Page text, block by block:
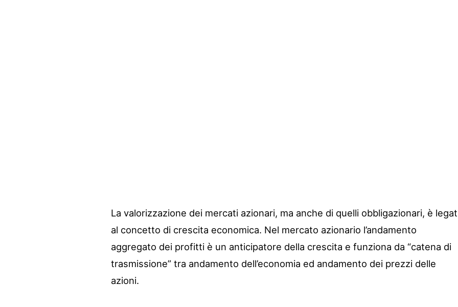
La valorizzazione dei mercati azionari, ma anche di quelli obbligazionari, è
al concetto di crescita economica. Nel mercato azionario l’andamento
aggregato dei profitti è un anticipatore della crescita e funziona da “catena di
trasmissione” tra andamento dell’economia ed andamento dei prezzi delle
azioni.